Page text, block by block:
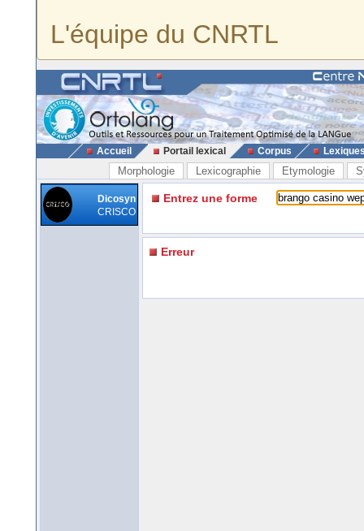
L'équipe du CNRTL
Accueil Portail lexical Corpus
Morphologie Lexicographie Etymologie
Dicosyn
CRISCO
Entrez une forme
Erreur